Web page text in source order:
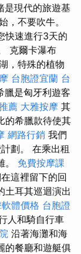
是現代的旅遊基
，不要吹牛。
快速進行3天的
克爾卡瀑布
，特殊的植物
台胞證宜蘭 台
臘是匈牙利遊客
薦 大雅按摩 其
的希臘款待使其
網路行銷 我們
劃。 在乘出租
。 免費按摩課
這裡留下的回
土耳其巡迴演出
體價格 台胞證
人和騎自行車
沿著海灘和海
的餐廳和遊艇俱